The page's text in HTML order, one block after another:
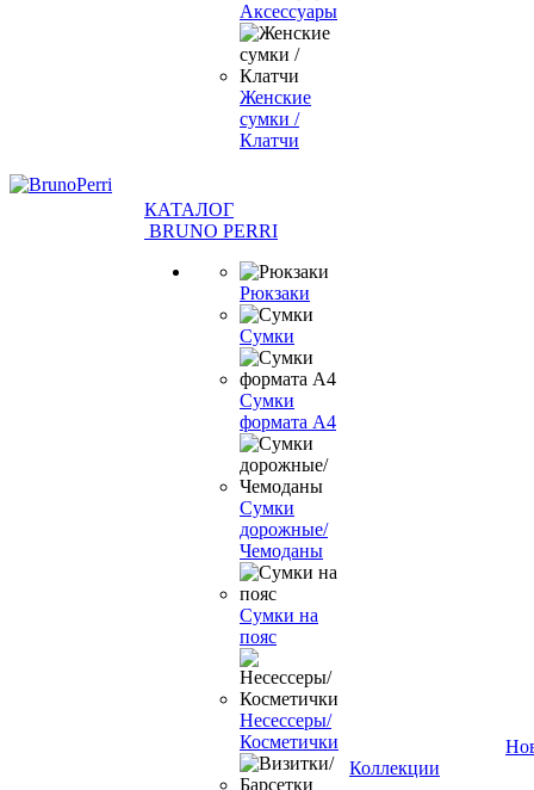
Аксессуары
Женские
сумки /
Клатчи
КАТАЛОГ
BRUNO PERRI
Рюкзаки
Сумки
Сумки
формата А4
Сумки
дорожные/
Чемоданы
Сумки на
пояс
Несессеры/
Косметички
Коллекции